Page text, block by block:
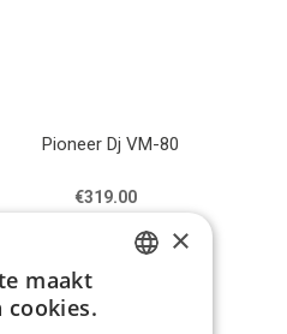
Pioneer Dj VM-80
€319.00
×
maakt
cookies.